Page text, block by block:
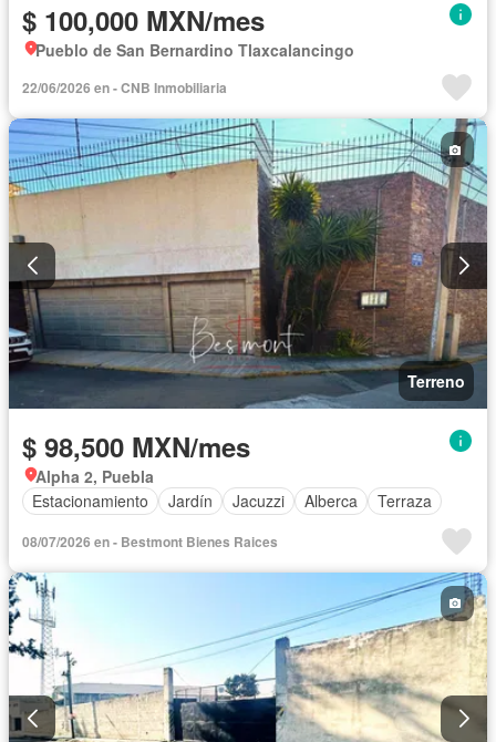
$ 100,000 MXN/mes
Pueblo de San Bernardino Tlaxcalancingo
22/06/2026 en - CNB Inmobiliaria
Terreno
$ 98,500 MXN/mes
Alpha 2, Puebla
Estacionamiento
Jardín Jacuzzi Alberca Terraza
08/07/2026 en - Bestmont Bienes Raices